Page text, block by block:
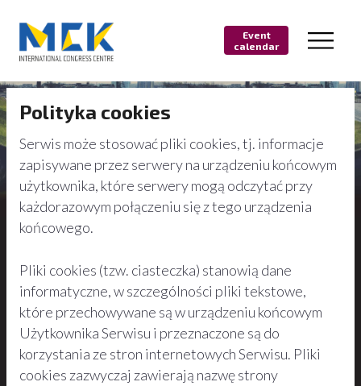
Event
calendar
Polityka cookies
Serwis może stosować pliki cookies, tj. informacje
zapisywane przez serwery na urządzeniu końcowym
użytkownika, które serwery mogą odczytać przy
każdorazowym połączeniu się z tego urządzenia
końcowego.
Pliki cookies (tzw. ciasteczka) stanowią dane
informatyczne, w szczególności pliki tekstowe,
które przechowywane są w urządzeniu końcowym
Użytkownika Serwisu i przeznaczone są do
korzystania ze stron internetowych Serwisu. Pliki
cookies zazwyczaj zawierają nazwę strony